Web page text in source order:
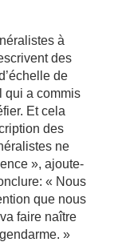
à
des
de
qui a commis
Et cela
des
ne
», ajoute-
« Nous
que nous
faire naître
»